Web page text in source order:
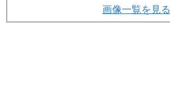
画像一覧を見る